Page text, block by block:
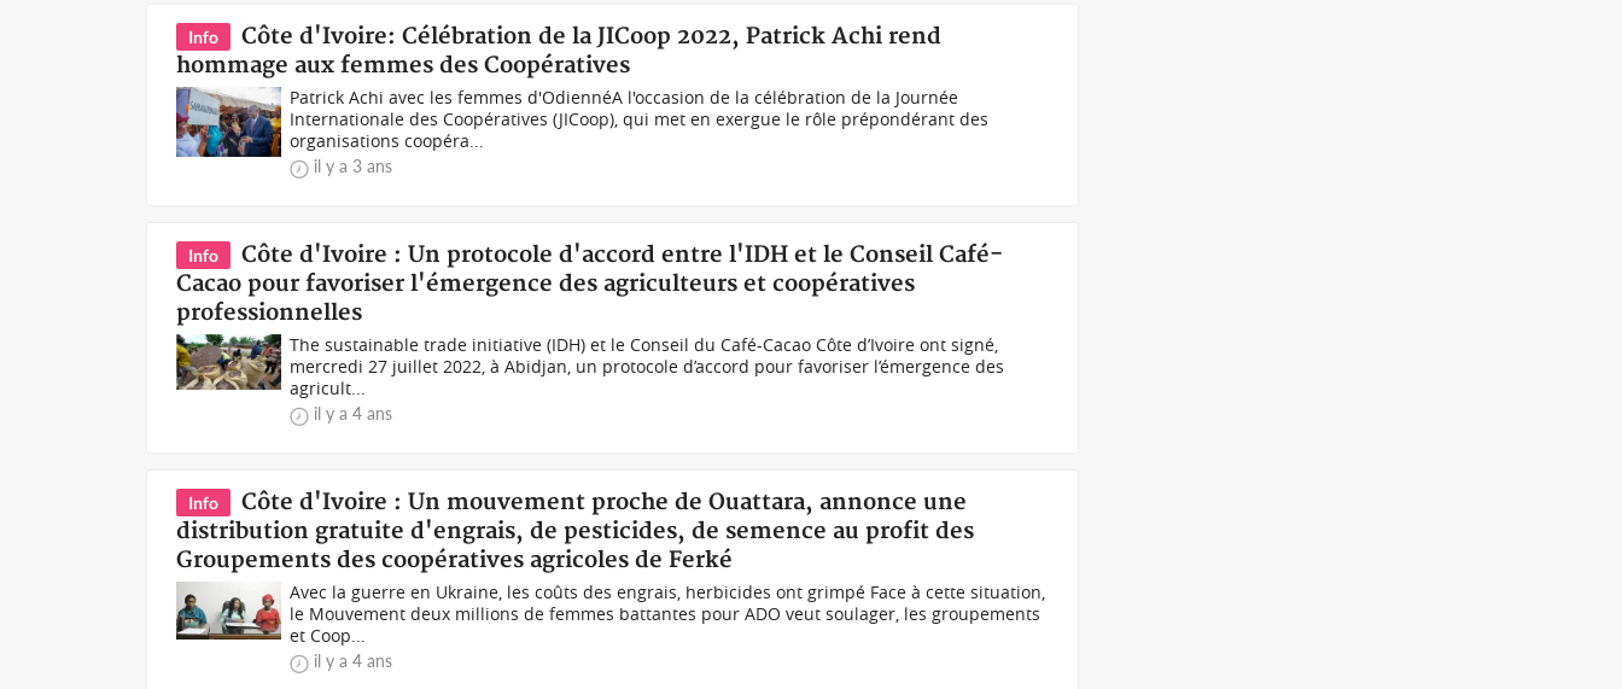
Info
Côte d'Ivoire: Célébration de la JICoop 2022, Patrick Achi rend
hommage aux femmes des Coopératives
Patrick Achi avec les femmes d'OdiennéA l'occasion de la célébration de la Journée
Internationale des Coopératives (JICoop), qui met en exergue le rôle prépondérant des
organisations coopéra...
il y a 3 ans
Info
Côte d'Ivoire : Un protocole d'accord entre l'IDH et le Conseil Café-
Cacao pour favoriser l'émergence des agriculteurs et coopératives
professionnelles
The sustainable trade initiative (IDH) et le Conseil du Café-Cacao Côte d’Ivoire ont signé,
mercredi 27 juillet 2022, à Abidjan, un protocole d’accord pour favoriser l’émergence des
agricult...
il y a 4 ans
Info
Côte d'Ivoire : Un mouvement proche de Ouattara, annonce une
distribution gratuite d'engrais, de pesticides, de semence au profit des
Groupements des coopératives agricoles de Ferké
Avec la guerre en Ukraine, les coûts des engrais, herbicides ont grimpé Face à cette situation,
le Mouvement deux millions de femmes battantes pour ADO veut soulager, les groupements
et Coop...
il y a 4 ans